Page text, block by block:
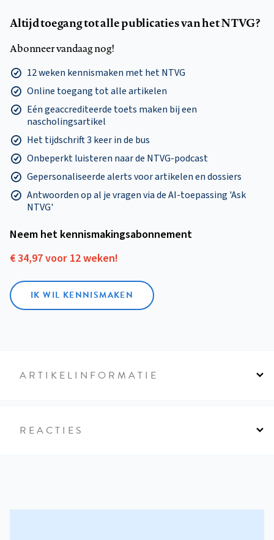
Altijd toegang tot alle publicaties van het NTVG?
Abonneer vandaag nog!
12 weken kennismaken met het NTVG
Online toegang tot alle artikelen
Eén geaccrediteerde toets maken bij een
nascholingsartikel
Het tijdschrift 3 keer in de bus
Onbeperkt luisteren naar de NTVG-podcast
Gepersonaliseerde alerts voor artikelen en dossiers
Antwoorden op al je vragen via de AI-toepassing 'Ask
NTVG'
Neem het kennismakings­abonnement
€ 34,97 voor 12 weken!
IK WIL KENNISMAKEN
ARTIKELINFORMATIE
REACTIES